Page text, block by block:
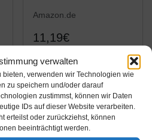
verwalten
verwenden wir Technologien wie
zu speichern und/oder darauf
zustimmst, können wir Daten
IDs auf dieser Website verarbeiten.
erteilst oder zurückziehst, können
beeinträchtigt werden.
Amazon.de
11,19€
tastory® - Schwarze
hochwertige
Dauerbackfolie für
Backofen (3er Set)
40x33cm & XXL
50x40cm &
Amazon / Ebay
Produkt ansehen*